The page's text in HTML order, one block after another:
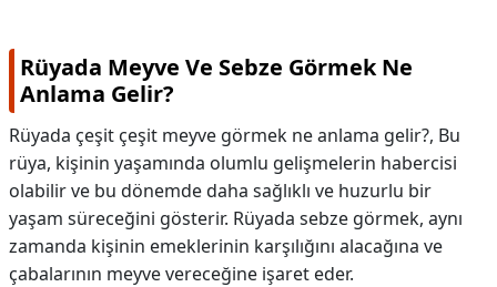
Rüyada Meyve Ve Sebze Görmek Ne
Anlama Gelir?
Rüyada çeşit çeşit meyve görmek ne anlama gelir?, Bu
rüya, kişinin yaşamında olumlu gelişmelerin habercisi
olabilir ve bu dönemde daha sağlıklı ve huzurlu bir
yaşam süreceğini gösterir. Rüyada sebze görmek, aynı
zamanda kişinin emeklerinin karşılığını alacağına ve
çabalarının meyve vereceğine işaret eder.